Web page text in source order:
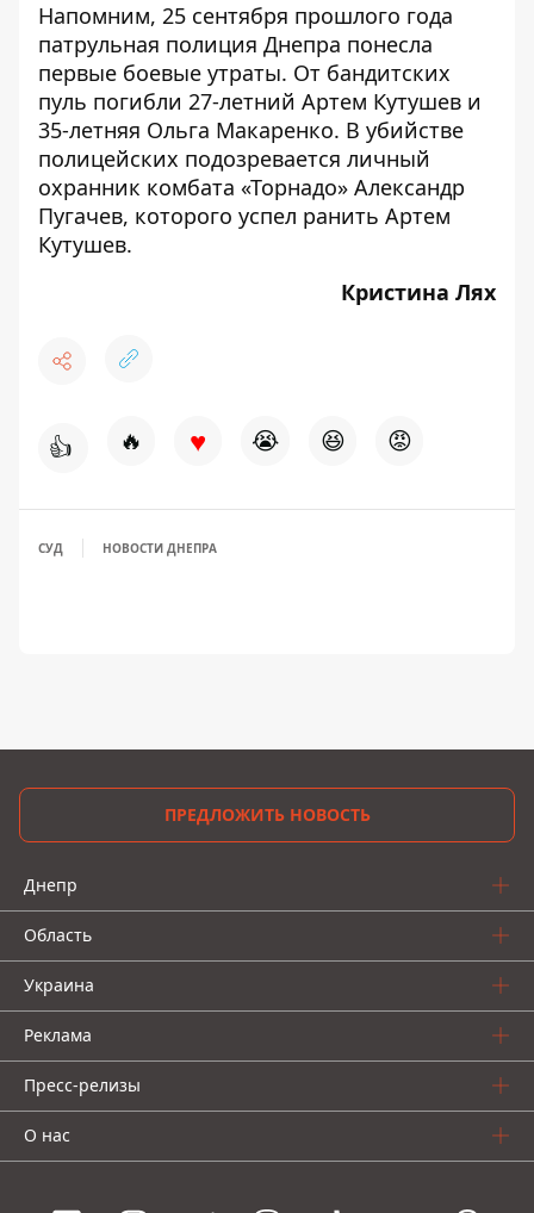
Напомним, 25 сентября прошлого года
патрульная полиция Днепра понесла
первые боевые утраты. От бандитских
пуль погибли 27-летний Артем Кутушев и
35-летняя Ольга Макаренко. В убийстве
полицейских подозревается личный
охранник комбата «Торнадо» Александр
Пугачев, которого успел ранить Артем
Кутушев.
Кристина Лях
👍 🔥 ♥ 😭 😆 😡
СУД НОВОСТИ ДНЕПРА
ПРЕДЛОЖИТЬ НОВОСТЬ
Днепр
Область
Украина
Реклама
Пресс-релизы
О нас